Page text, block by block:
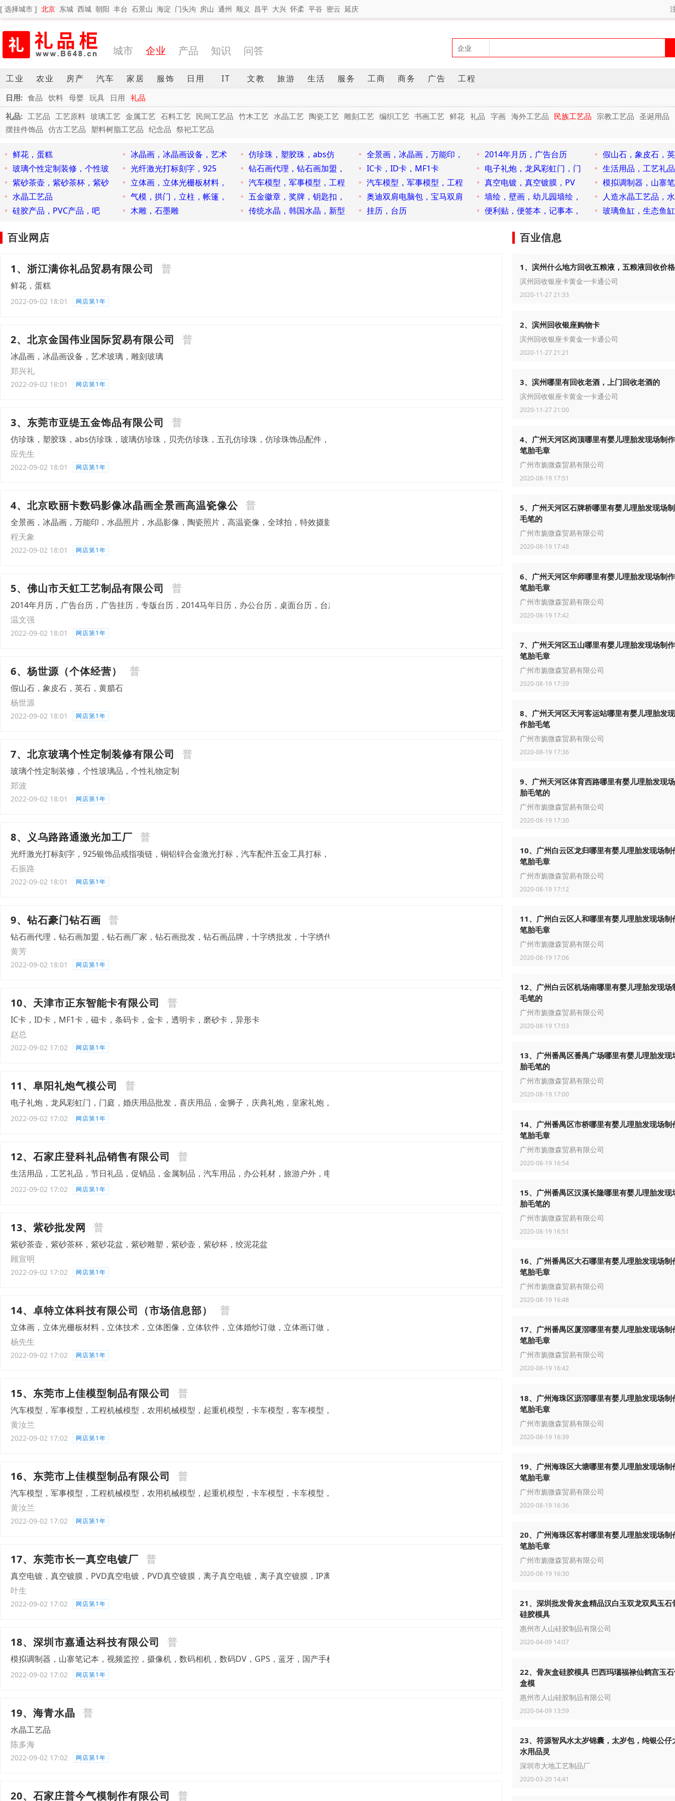
[ 选择城市 ] 北京 东城 西城 朝阳 丰台 石景山 海淀 门头沟 房山 通州 顺义 昌平 大兴 怀柔 平谷 密云 延庆
城市 企业 产品 知识 问答
工业 农业 房产 汽车 家居 服饰 日用 IT 文教 旅游 生活 服务 工商 商务 广告 工程
日用: 食品 饮料 母婴 玩具 日用 礼品
礼品: 工艺品 工艺原料 玻璃工艺 金属工艺 石料工艺 民间工艺品 竹木工艺 水晶工艺 陶瓷工艺 雕刻工艺 编织工艺 书画工艺 鲜花 礼品 字画 海外工艺品 民族工艺品 宗教工艺品 圣诞用品
摆挂件饰品 仿古工艺品 塑料树脂工艺品 纪念品 祭祀工艺品
鲜花，蛋糕 冰晶画，冰晶画设备，艺术 仿珍珠，塑胶珠，abs仿 全景画，冰晶画，万能印， 2014年月历，广告台历
假山石，象皮石，
玻璃个性定制装修，个性玻
光纤激光打标刻字，925 钻石画代理，钻石画加盟， IC卡，ID卡，MF1卡 电子礼炮，龙风彩虹门，门
生活用品，工艺礼
紫砂茶壶，紫砂茶杯，紫砂
立体画，立体光栅板材料， 汽车模型，军事模型，工程 汽车模型，军事模型，工程 真空电镀，真空镀膜，PV
模拟调制器，山寨
水晶工艺品
气模，拱门，立柱，帐篷， 五金徽章，奖牌，钥匙扣， 奥迪双肩电脑包，宝马双肩 墙绘，壁画，幼儿园墙绘，
人造水晶工艺品，
硅胶产品，PVC产品，吧
木雕，石墨雕 传统水晶，韩国水晶，新型 挂历，台历 便利贴，便签本，记事本， 玻璃鱼缸，生态鱼
百业网店
1、浙江满你礼品贸易有限公司 普
鲜花，蛋糕
2022-09-02 18:01 网店第1年
2、北京金国伟业国际贸易有限公司 普
冰晶画，冰晶画设备，艺术玻璃，雕刻玻璃
郑兴礼
2022-09-02 18:01 网店第1年
3、东莞市亚缇五金饰品有限公司 普
仿珍珠，塑胶珠，abs仿珍珠，玻璃仿珍珠，贝壳仿珍珠，五孔仿珍珠，仿珍珠饰品配件，五金饰品配件，珠子，diy饰品，diy珠
应先生
2022-09-02 18:01 网店第1年
4、北京欧丽卡数码影像冰晶画全景画高温瓷像公 普
全景画，冰晶画，万能印，水晶照片，水晶影像，陶瓷照片，高温瓷像，全球拍，特效摄影，数码影像，玻璃画，立体画
程天象
2022-09-02 18:01 网店第1年
5、佛山市天虹工艺制品有限公司 普
2014年月历，广告台历，广告挂历，专版台历，2014马年日历，办公台历，桌面台历，台历广告，台历厂家，专版挂历，红包袋
温文强
2022-09-02 18:01 网店第1年
6、杨世源（个体经营） 普
假山石，象皮石，英石，黄腊石
杨世源
2022-09-02 18:01 网店第1年
7、北京玻璃个性定制装修有限公司 普
玻璃个性定制装修，个性玻璃品，个性礼物定制
郑波
2022-09-02 18:01 网店第1年
8、义乌路路通激光加工厂 普
光纤激光打标刻字，925银饰品戒指项链，铜铝锌合金激光打标，汽车配件五金工具打标，钥匙扣背包扣激光打标，厨卫餐具洁具激光打标，木盒酒盒笔盒激光刻字，佛珠手镯亚克力珠刻
石振路
2022-09-02 18:01 网店第1年
9、钻石豪门钻石画 普
钻石画代理，钻石画加盟，钻石画厂家，钻石画批发，钻石画品牌，十字绣批发，十字绣代理，十字绣加盟
黄芳
2022-09-02 18:01 网店第1年
10、天津市正东智能卡有限公司 普
IC卡，ID卡，MF1卡，磁卡，条码卡，金卡，透明卡，磨砂卡，异形卡
赵总
2022-09-02 17:02 网店第1年
11、阜阳礼炮气模公司 普
电子礼炮，龙风彩虹门，门庭，婚庆用品批发，喜庆用品，金狮子，庆典礼炮，皇家礼炮，门柱，车载礼炮，炮弹，彩花
2022-09-02 17:02 网店第1年
12、石家庄登科礼品销售有限公司 普
生活用品，工艺礼品，节日礼品，促销品，金属制品，汽车用品，办公耗材，旅游户外，电子电工
2022-09-02 17:02 网店第1年
13、紫砂批发网 普
紫砂茶壶，紫砂茶杯，紫砂花盆，紫砂雕塑，紫砂壶，紫砂杯，绞泥花盆
顾宣明
2022-09-02 17:02 网店第1年
14、卓特立体科技有限公司（市场信息部） 普
立体画，立体光栅板材料，立体技术，立体图像，立体软件，立体婚纱订做，立体画订做，个人写真立体画，立体广告，立体技术培训，立体婚纱订做，立体摄影
杨先生
2022-09-02 17:02 网店第1年
15、东莞市上佳模型制品有限公司 普
汽车模型，军事模型，工程机械模型，农用机械模型，起重机模型，卡车模型，客车模型，巴士模型，地铁模型，叉车模型，装载车模型
黄汝兰
2022-09-02 17:02 网店第1年
16、东莞市上佳模型制品有限公司 普
汽车模型，军事模型，工程机械模型，农用机械模型，起重机模型，卡车模型，卡车模型，客车模型，巴士模型，地铁模型，叉车模型
黄汝兰
2022-09-02 17:02 网店第1年
17、东莞市长一真空电镀厂 普
真空电镀，真空镀膜，PVD真空电镀，PVD真空镀膜，离子真空电镀，离子真空镀膜，IP离子镀，五金真空电镀，饰品真空镀膜，金属外壳电镀
叶生
2022-09-02 17:02 网店第1年
18、深圳市嘉通达科技有限公司 普
模拟调制器，山寨笔记本，视频监控，摄像机，数码相机，数码DV，GPS，蓝牙，国产手机，诺基亚手机，3星手机，索爱手机
2022-09-02 17:02 网店第1年
19、海青水晶 普
水晶工艺品
陈多海
2022-09-02 17:02 网店第1年
20、石家庄普今气模制作有限公司 普
百业信息
1、滨州什么地方回收五粮液，五粮液回收价
滨州回收银座卡黄金一卡通公司
2020-11-27 21:33
2、滨州回收银座购物卡
滨州回收银座卡黄金一卡通公司
2020-11-27 21:21
3、滨州哪里有回收老酒，上门回收老酒的
滨州回收银座卡黄金一卡通公司
2020-11-27 21:00
4、广州天河区岗顶哪里有婴儿理胎发现场制
笔胎毛章
广州市旎微森贸易有限公司
2020-08-19 17:51
5、广州天河区石牌桥哪里有婴儿理胎发现场
毛笔的
广州市旎微森贸易有限公司
2020-08-19 17:48
6、广州天河区华师哪里有婴儿理胎发现场制
笔胎毛章
广州市旎微森贸易有限公司
2020-08-19 17:42
7、广州天河区五山哪里有婴儿理胎发现场制
笔胎毛章
广州市旎微森贸易有限公司
2020-08-19 17:39
8、广州天河区天河客运站哪里有婴儿理胎发
作胎毛笔
广州市旎微森贸易有限公司
2020-08-19 17:36
9、广州天河区体育西路哪里有婴儿理胎发现
胎毛笔的
广州市旎微森贸易有限公司
2020-08-19 17:30
10、广州白云区龙归哪里有婴儿理胎发现场制
笔胎毛章
广州市旎微森贸易有限公司
2020-08-19 17:12
11、广州白云区人和哪里有婴儿理胎发现场制
笔胎毛章
广州市旎微森贸易有限公司
2020-08-19 17:06
12、广州白云区机场南哪里有婴儿理胎发现场
毛笔的
广州市旎微森贸易有限公司
2020-08-19 17:03
13、广州番禺区番禺广场哪里有婴儿理胎发现
胎毛笔的
广州市旎微森贸易有限公司
2020-08-19 17:00
14、广州番禺区市桥哪里有婴儿理胎发现场制
笔胎毛章
广州市旎微森贸易有限公司
2020-08-19 16:54
15、广州番禺区汉溪长隆哪里有婴儿理胎发现
胎毛笔的
广州市旎微森贸易有限公司
2020-08-19 16:51
16、广州番禺区大石哪里有婴儿理胎发现场制
笔胎毛章
广州市旎微森贸易有限公司
2020-08-19 16:48
17、广州番禺区厦滘哪里有婴儿理胎发现场制
笔胎毛章
广州市旎微森贸易有限公司
2020-08-19 16:42
18、广州海珠区沥滘哪里有婴儿理胎发现场制
笔胎毛章
广州市旎微森贸易有限公司
2020-08-19 16:39
19、广州海珠区大塘哪里有婴儿理胎发现场制
笔胎毛章
广州市旎微森贸易有限公司
2020-08-19 16:36
20、广州海珠区客村哪里有婴儿理胎发现场制
笔胎毛章
广州市旎微森贸易有限公司
2020-08-19 16:30
21、深圳批发骨灰盒精品汉白玉双龙双凤玉石
硅胶模具
惠州市人山硅胶制品有限公司
2020-04-09 14:07
22、骨灰盒硅胶模具 巴西玛瑙福禄仙鹤宫玉
盒模
惠州市人山硅胶制品有限公司
2020-04-09 13:59
23、符源智风水太岁锦囊，太岁包，纯银公仔
水用品灵
深圳市大地工艺制品厂
2020-03-20 14:41